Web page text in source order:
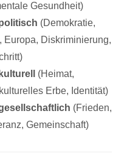
Gesundheit)
(Demokratie,
Europa, Diskriminierung,
kulturell
(Heimat,
Erbe, Identität)
(Frieden,
Gemeinschaft)